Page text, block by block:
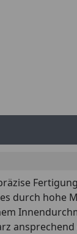
durch hohe